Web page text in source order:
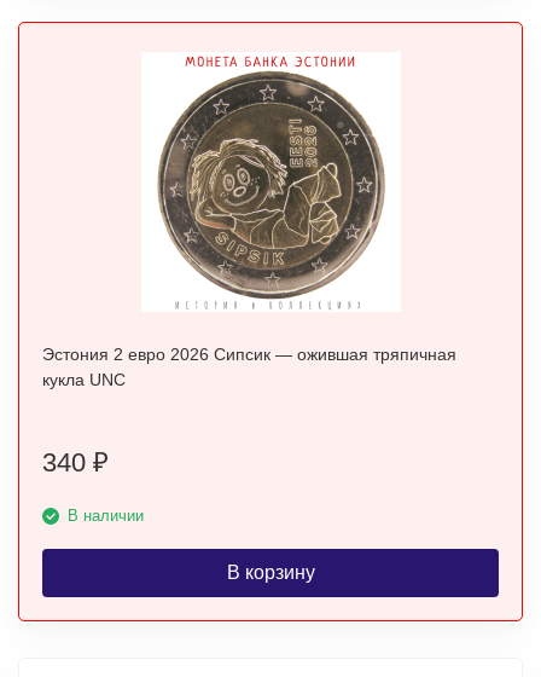
Эстония 2 евро 2026 Сипсик — ожившая тряпичная
кукла UNC
340 ₽
В наличии
В корзину